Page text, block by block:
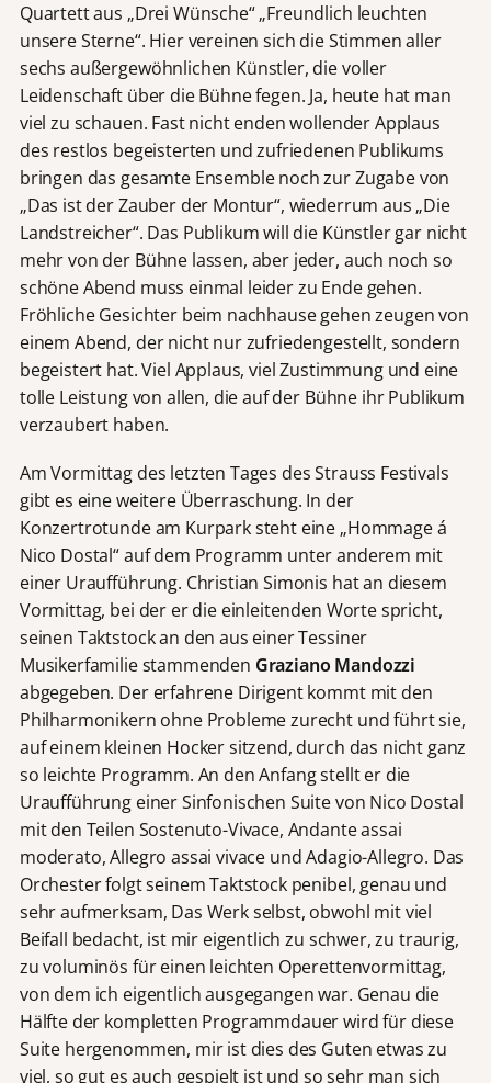
Quartett aus „Drei Wünsche“ „Freundlich leuchten
unsere Sterne“. Hier vereinen sich die Stimmen aller
sechs außergewöhnlichen Künstler, die voller
Leidenschaft über die Bühne fegen. Ja, heute hat man
viel zu schauen. Fast nicht enden wollender Applaus
des restlos begeisterten und zufriedenen Publikums
bringen das gesamte Ensemble noch zur Zugabe von
„Das ist der Zauber der Montur“, wiederrum aus „Die
Landstreicher“. Das Publikum will die Künstler gar nicht
mehr von der Bühne lassen, aber jeder, auch noch so
schöne Abend muss einmal leider zu Ende gehen.
Fröhliche Gesichter beim nachhause gehen zeugen von
einem Abend, der nicht nur zufriedengestellt, sondern
begeistert hat. Viel Applaus, viel Zustimmung und eine
tolle Leistung von allen, die auf der Bühne ihr Publikum
verzaubert haben.
Am Vormittag des letzten Tages des Strauss Festivals
gibt es eine weitere Überraschung. In der
Konzertrotunde am Kurpark steht eine „Hommage á
Nico Dostal“ auf dem Programm unter anderem mit
einer Uraufführung. Christian Simonis hat an diesem
Vormittag, bei der er die einleitenden Worte spricht,
seinen Taktstock an den aus einer Tessiner
Musikerfamilie stammenden Graziano Mandozzi
abgegeben. Der erfahrene Dirigent kommt mit den
Philharmonikern ohne Probleme zurecht und führt sie,
auf einem kleinen Hocker sitzend, durch das nicht ganz
so leichte Programm. An den Anfang stellt er die
Uraufführung einer Sinfonischen Suite von Nico Dostal
mit den Teilen Sostenuto-Vivace, Andante assai
moderato, Allegro assai vivace und Adagio-Allegro. Das
Orchester folgt seinem Taktstock penibel, genau und
sehr aufmerksam, Das Werk selbst, obwohl mit viel
Beifall bedacht, ist mir eigentlich zu schwer, zu traurig,
zu voluminös für einen leichten Operettenvormittag,
von dem ich eigentlich ausgegangen war. Genau die
Hälfte der kompletten Programmdauer wird für diese
Suite hergenommen, mir ist dies des Guten etwas zu
viel, so gut es auch gespielt ist und so sehr man sich